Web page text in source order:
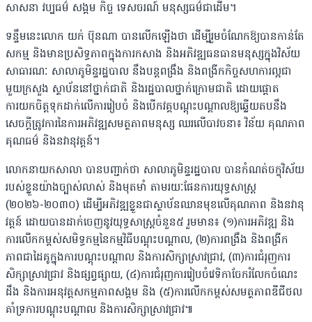
សាសនា វប្បធម៌ សង្គម កិច្ច ទេសចរណ៍ មនុស្សធម៌ជាដើម។
ទន្ទឹមនេះលោក យក់ ប៊ុនណា បានលើកឡើងថា ដើម្បីរួមចំណែកឱ្យបានកាន់តែ
សកម្ម និងមានប្រសិទ្ធភាពក្នុងការកសាង និងអភិវឌ្ឍធនធានមនុស្សក្នុងវិស័យ
សាធារណៈ សាលាភូមិន្ទរដ្ឋបាល នឹងបន្តពង្រឹង និងពង្រីកកិច្ចសហការល្អជា
មួយក្រសួង ស្ថាប័ននៅថ្នាក់ជាតិ និងរដ្ឋបាលថ្នាក់ក្រោមជាតិ ដោយផ្តោត
ការយកចិត្តទុកដាក់លើការរៀបចំ និងបើកវគ្គបណ្តុះបណ្តាលឱ្យឆ្លើយតបនឹង
សេចក្តីត្រូវការនៃការអភិវឌ្ឍសមត្ថភាពមនុស្ស ឈរលើបាវចនា៖ វិន័យ គុណភាព
គុណធម៌ និងនវានុវត្តន៍។
លោកនាយកសាលា បានបញ្ជាក់ថា សាលាភូមិន្ទរដ្ឋបាល បានកំណត់ចក្ខុវិស័យ
របស់ខ្លួនយ៉ាងច្បាស់លាស់ និងមុតមាំ តាមរយៈផែនការយុទ្ធសាស្ត្រ
(២០២៦-២០៣០) ដើម្បីអភិវឌ្ឍខ្លួនជាស្ថាប័នឈានមុខលើគុណភាព និងនវានុ
វត្តន៍ ដោយបានដាក់ចេញនូវយុទ្ធសាស្ត្រចំនួន៥ រួមមាន៖ (១)ការអភិវឌ្ឍ និង
ការលើកកម្ពស់សមិទ្ធកម្មនៃកម្មវិធីបណ្តុះបណ្តាល, (២)ការពង្រឹង និងពង្រីក
ភាពជាដៃគូក្នុងការបណ្តុះបណ្តាល និងការសិក្សាស្រាវជ្រាវ, (៣)ការជំរុញការ
សិក្សាស្រាវជ្រាវ និងផ្សព្វផ្សាយ, (៤)ការជំរុញការរៀបចំវេទិកាចែករំលែកចំណេះ
ដឹង និងការអនុវត្តសកម្មភាពសង្គម និង (៥)ការលើកកម្ពស់សមត្ថភាពឌីជីថល
គាំទ្រការបណ្តុះបណ្តាល និងការសិក្សាស្រាវជ្រាវ៕